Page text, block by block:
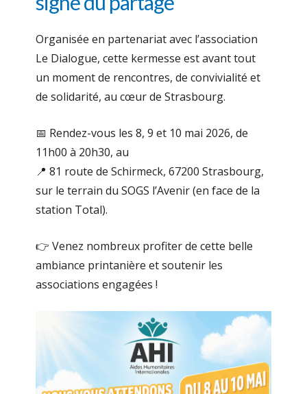
Organisée en partenariat avec l’association
Le Dialogue, cette kermesse est avant tout
un moment de rencontres, de convivialité et
de solidarité, au cœur de Strasbourg.
📅 Rendez-vous les 8, 9 et 10 mai 2026, de
11h00 à 20h30, au
📍 81 route de Schirmeck, 67200 Strasbourg,
sur le terrain du SOGS l’Avenir (en face de la
station Total).
👉 Venez nombreux profiter de cette belle
ambiance printanière et soutenir les
associations engagées !